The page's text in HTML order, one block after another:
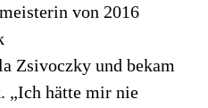
von 2016
Zsivoczky und bekam
„Ich hätte mir nie